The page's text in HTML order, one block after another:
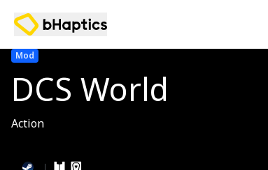
Mod
DCS World
Action